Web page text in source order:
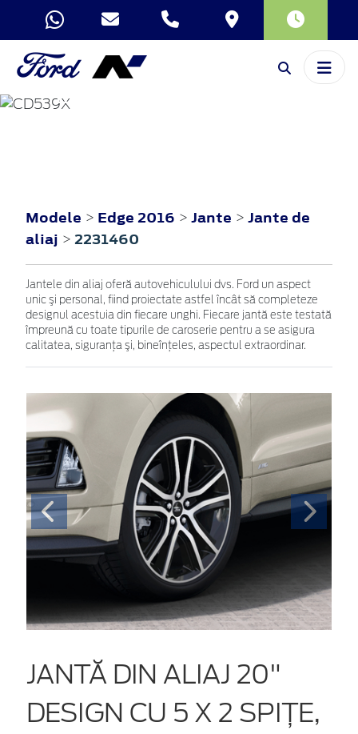
EDGE
Modele > Edge 2016 > Jante > Jante de
aliaj > 2231460
Jantele din aliaj oferă autovehiculului dvs. Ford un aspect
unic şi personal, fiind proiectate astfel încât să completeze
designul acestuia din fiecare unghi. Fiecare jantă este testată
împreună cu toate tipurile de caroserie pentru a se asigura
calitatea, siguranţa şi, bineînţeles, aspectul extraordinar.
JANTĂ DIN ALIAJ 20"
DESIGN CU 5 X 2 SPIȚE,